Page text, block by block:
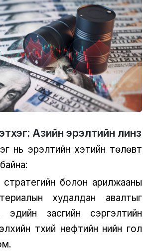
Азийн эрэлтийн линз
нь эрэлтийн хэтийн төлөвт
болон арилжааны
худалдан авалтыг
эдийн засгийн сэргэлтийн
түүхий нефтийн үнийн гол